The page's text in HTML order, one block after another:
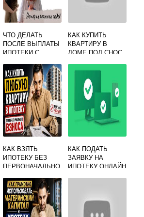
ЧТО ДЕЛАТЬ
ПОСЛЕ ВЫПЛАТЫ
ИПОТЕКИ С
КАПИТАЛОМ
ДАЛЬШЕ
КАК КУПИТЬ
КВАРТИРУ В
ДОМЕ ПОД СНОС
КАК ВЗЯТЬ
ИПОТЕКУ БЕЗ
ПЕРВОНАЧАЛЬНО
ФОРУМ
КАК ПОДАТЬ
ЗАЯВКУ НА
ИПОТЕКУ ОНЛАЙН